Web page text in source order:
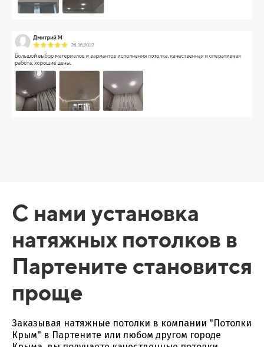
С нами установка
натяжных потолков в
Партените становится
проще
Заказывая натяжные потолки в компании "Потолки
Крым" в Партените или любом другом городе